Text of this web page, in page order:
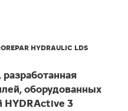
HYDRAULIC LDS
оборудованных
HYDRActive 3